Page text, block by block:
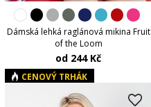
Dámská lehká raglánová mikina Fruit
of the Loom
od 244 Kč
CENOVÝ TRHÁK